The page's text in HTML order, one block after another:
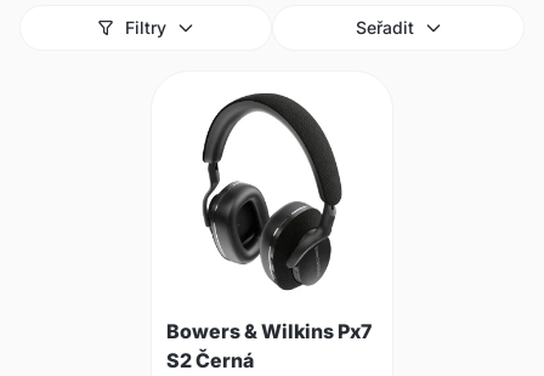
Filtry Seřadit
Bowers & Wilkins Px7
S2 Černá